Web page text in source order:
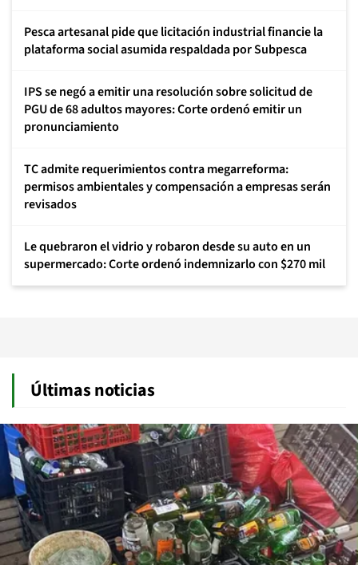
Pesca artesanal pide que licitación industrial financie la
plataforma social asumida respaldada por Subpesca
IPS se negó a emitir una resolución sobre solicitud de
PGU de 68 adultos mayores: Corte ordenó emitir un
pronunciamiento
TC admite requerimientos contra megarreforma:
permisos ambientales y compensación a empresas serán
revisados
Le quebraron el vidrio y robaron desde su auto en un
supermercado: Corte ordenó indemnizarlo con $270 mil
Últimas noticias